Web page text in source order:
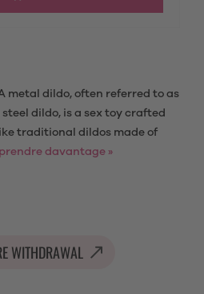
metal dildo, often referred to as
dildo, is a sex toy crafted
traditional dildos made of
davantage »
WITHDRAWAL